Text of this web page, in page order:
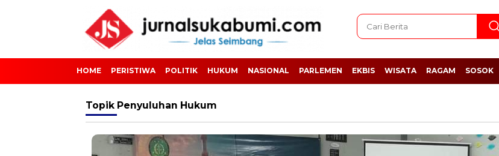
HOME PERISTIWA POLITIK HUKUM NASIONAL PARLEMEN EKBIS WISATA RAGAM SOSOK
Topik Penyuluhan Hukum